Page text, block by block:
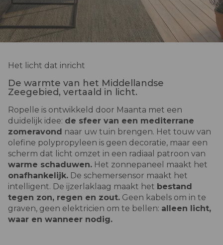
Het licht dat inricht
De warmte van het Middellandse
Zeegebied, vertaald in licht.
Ropelle is ontwikkeld door Maanta met een
duidelijk idee: de sfeer van een mediterrane
zomeravond naar uw tuin brengen. Het touw van
olefine polypropyleen is geen decoratie, maar een
scherm dat licht omzet in een radiaal patroon van
warme schaduwen. Het zonnepaneel maakt het
onafhankelijk. De schemersensor maakt het
intelligent. De ijzerlaklaag maakt het bestand
tegen zon, regen en zout. Geen kabels om in te
graven, geen elektricien om te bellen: alleen licht,
waar en wanneer nodig.